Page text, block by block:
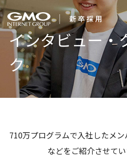
会社を知る
企業情報
インタビュー・クロス
キ
働く環境
インタビュー・
ク
710万プログラムで入社したメ
などをご紹介させてい